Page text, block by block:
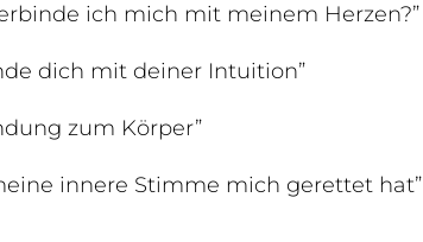
ich mich mit meinem Herzen?”
dich mit deiner Intuition”
zum Körper”
innere Stimme mich gerettet hat”